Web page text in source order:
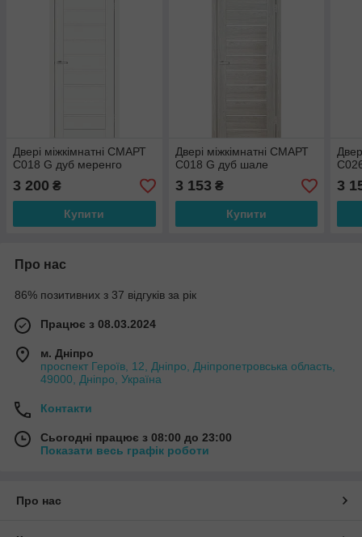
Двері міжкімнатні СМАРТ
C018 G дуб меренго
3 200 ₴
Купити
Двері міжкімнатні СМАРТ
C018 G дуб шале
3 153 ₴
Купити
3
Про нас
86% позитивних з 37 відгуків за рік
Працює з 08.03.2024
м. Дніпро
проспект Героїв, 12, Дніпро, Дніпропетровська область,
49000, Дніпро, Україна
Контакти
Сьогодні працює з 08:00 до 23:00
Показати весь графік роботи
Про нас